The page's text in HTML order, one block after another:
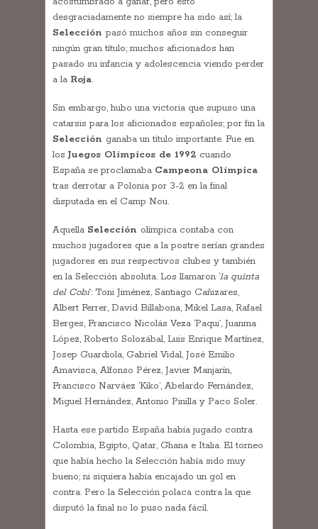
desgraciadamente no siempre ha sido así; la
Selecciónpasó muchos años sin conseguir
ningún gran título; muchos aficionados han
pasado su infancia y adolescencia viendo perder
a la Roja.
Sin embargo, hubo una victoria que supuso una
catarsis para los aficionados españoles; por fin la
Selección ganaba un título importante. Fue en
losJuegos Olímpicos de 1992 cuando
España se proclamaba Campeona Olímpica
tras derrotar a Polonia por 3-2 en la final
disputada en el Camp Nou.
Aquella Selección olímpica contaba con
muchos jugadores que a la postre serían grandes
jugadores en sus respectivos clubes y también
en la Selección absoluta. Los llamaron ‘la quinta
del Cobi’: Toni Jiménez, Santiago Cañizares,
Albert Ferrer, David Billabona, Mikel Lasa, Rafael
Berges, Francisco Nicolás Veza ‘Paqui’, Juanma
López, Roberto Solozábal, Luis Enrique Martínez,
Josep Guardiola, Gabriel Vidal, José Emilio
Amavisca, Alfonso Pérez, Javier Manjarín,
Francisco Narváez ‘Kiko’, Abelardo Fernández,
Miguel Hernández, Antonio Pinilla y Paco Soler.
Hasta ese partido España había jugado contra
Colombia, Egipto, Qatar, Ghana e Italia. El torneo
que había hecho la Selección había sido muy
bueno; ni siquiera había encajado un gol en
contra. Pero la Selección polaca contra la que
disputó la final no lo puso nada fácil.